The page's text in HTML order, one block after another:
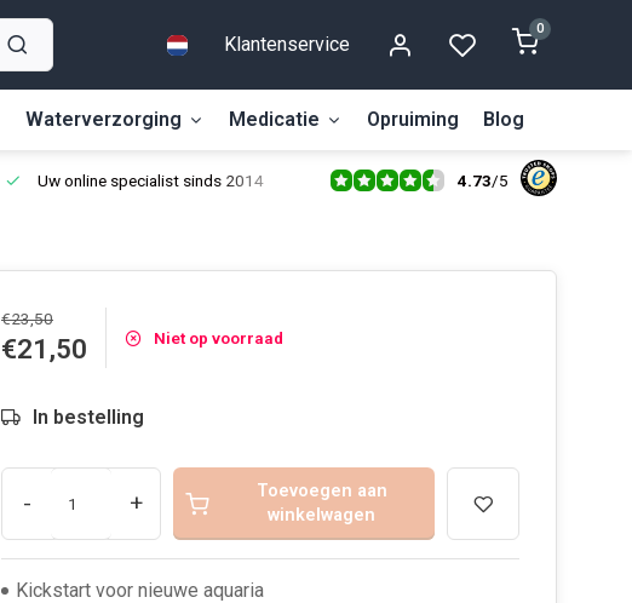
Klantenservice
0
Waterverzorging Medicatie Opruiming Blog
Uw online specialist sinds 2014 4.73/5
€23,50
€21,50 Niet op voorraad
In bestelling
- +
Toevoegen aan
winkelwagen
Kickstart voor nieuwe aquaria